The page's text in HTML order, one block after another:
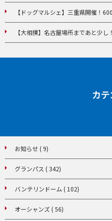
【ドッグマルシェ】三重県開催！
【大相撲】名古屋場所まであと少し
カテ
お知らせ ( 9)
グランパス ( 342)
バンテリンドーム ( 102)
オーシャンズ ( 56)